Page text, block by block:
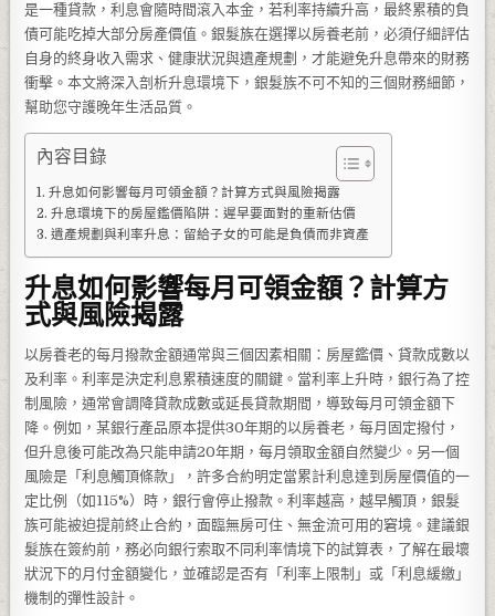
是一種貸款，利息會隨時間滾入本金，若利率持續升高，最終累積的負
債可能吃掉大部分房產價值。銀髮族在選擇以房養老前，必須仔細評估
自身的終身收入需求、健康狀況與遺產規劃，才能避免升息帶來的財務
衝擊。本文將深入剖析升息環境下，銀髮族不可不知的三個財務細節，
幫助您守護晚年生活品質。
內容目錄
升息如何影響每月可領金額？計算方式與風險揭露
升息環境下的房屋鑑價陷阱：遲早要面對的重新估價
遺產規劃與利率升息：留給子女的可能是負債而非資產
升息如何影響每月可領金額？計算方
式與風險揭露
以房養老的每月撥款金額通常與三個因素相關：房屋鑑價、貸款成數以
及利率。利率是決定利息累積速度的關鍵。當利率上升時，銀行為了控
制風險，通常會調降貸款成數或延長貸款期間，導致每月可領金額下
降。例如，某銀行產品原本提供30年期的以房養老，每月固定撥付，
但升息後可能改為只能申請20年期，每月領取金額自然變少。另一個
風險是「利息觸頂條款」，許多合約明定當累計利息達到房屋價值的一
定比例（如115%）時，銀行會停止撥款。利率越高，越早觸頂，銀髮
族可能被迫提前終止合約，面臨無房可住、無金流可用的窘境。建議銀
髮族在簽約前，務必向銀行索取不同利率情境下的試算表，了解在最壞
狀況下的月付金額變化，並確認是否有「利率上限制」或「利息緩繳」
機制的彈性設計。